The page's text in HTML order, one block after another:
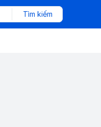
Tìm kiếm